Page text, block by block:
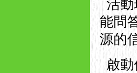
活
能問
源的
啟動